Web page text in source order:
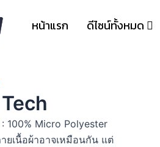
หน้าแรก ดีไซน์ทั้งหมด
: 100% Micro Polyester
ยเนื้อผ้าอาจเหมือนกัน แต่